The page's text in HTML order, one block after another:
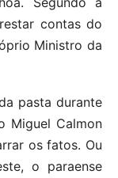
contas do
Ministro da
pasta durante
Miguel Calmon
os fatos. Ou
o paraense